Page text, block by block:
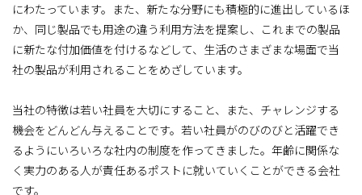
にわたっています。また、新たな分野にも積極的に進出しているほ
か、同じ製品でも用途の違う利用方法を提案し、これまでの製品
に新たな付加価値を付けるなどして、生活のさまざまな場面で当
社の製品が利用されることをめざしています。
当社の特徴は若い社員を大切にすること、また、チャレンジする
機会をどんどん与えることです。若い社員がのびのびと活躍でき
るようにいろいろな社内の制度を作ってきました。年齢に関係な
く実力のある人が責任あるポストに就いていくことができる会社
です。